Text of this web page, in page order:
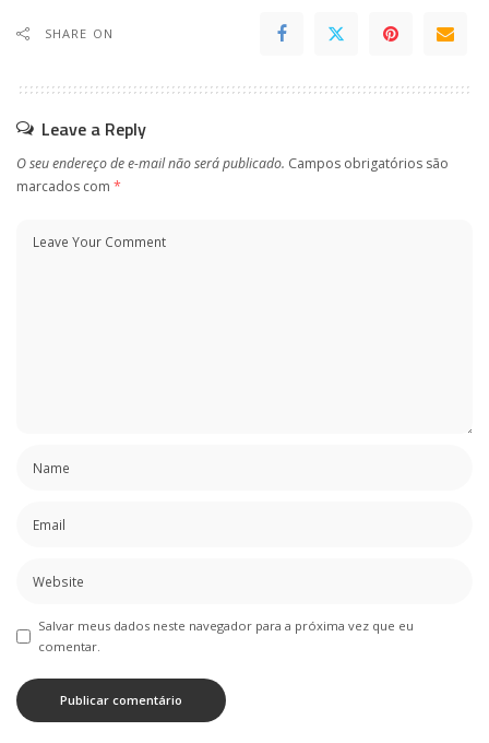
SHARE ON
Leave a Reply
O seu endereço de e-mail não será publicado. Campos obrigatórios são
marcados com *
Salvar meus dados neste navegador para a próxima vez que eu
comentar.